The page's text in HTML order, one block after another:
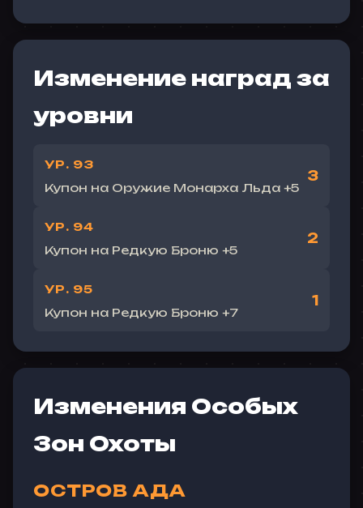
Изменение наград за
уровни
УР. 93
Купон на Оружие Монарха Льда +5
3
УР. 94
Купон на Редкую Броню +5
2
УР. 95
Купон на Редкую Броню +7
1
Изменения Особых
Зон Охоты
ОСТРОВ АДА